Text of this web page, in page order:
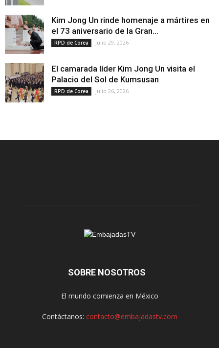
Kim Jong Un rinde homenaje a mártires en
el 73 aniversario de la Gran...
RPD de Corea julio 29, 2026
El camarada líder Kim Jong Un visita el
Palacio del Sol de Kumsusan
RPD de Corea julio 26, 2026
SOBRE NOSOTROS
El mundo comienza en México
Contáctanos: contacto@embajadastv.com